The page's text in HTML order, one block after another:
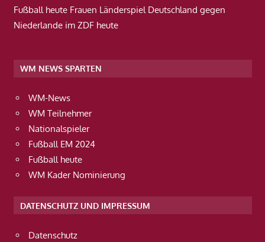
Fußball heute Frauen Länderspiel Deutschland gegen
Niederlande im ZDF heute
WM NEWS SPARTEN
WM-News
WM Teilnehmer
Nationalspieler
Fußball EM 2024
Fußball heute
WM Kader Nominierung
DATENSCHUTZ UND IMPRESSUM
Datenschutz